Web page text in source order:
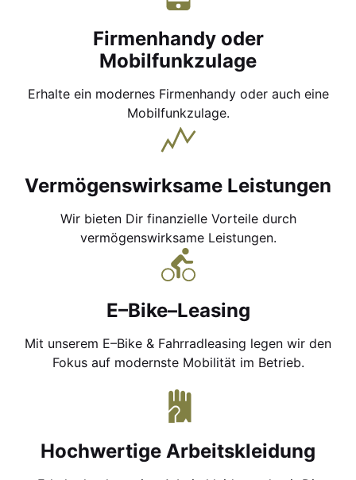
Firmenhandy oder
Mobilfunkzulage
Erhalte ein modernes Firmenhandy oder auch eine
Mobilfunkzulage.
Vermögenswirksame Leistungen
Wir bieten Dir finanzielle Vorteile durch
vermögenswirksame Leistungen.
E–Bike–Leasing
Mit unserem E–Bike & Fahrradleasing legen wir den
Fokus auf modernste Mobilität im Betrieb.
Hochwertige Arbeitskleidung